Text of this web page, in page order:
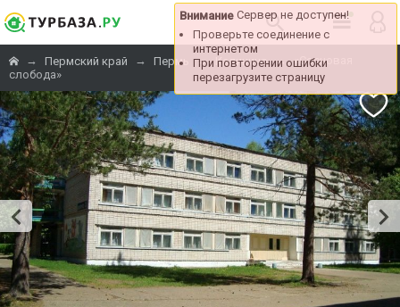
Внимание Сервер не доступен!
Проверьте соединение с
интернетом
При повторении ошибки
перезагрузите страницу
→ Пермский край → Пермь → Калинино →
«Сосновая
слобода»